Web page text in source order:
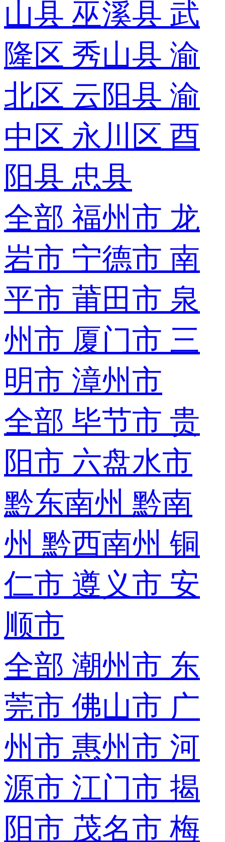
山县 巫溪县 武
隆区 秀山县 渝
北区 云阳县 渝
中区 永川区 酉
阳县 忠县
全部 福州市 龙
岩市 宁德市 南
平市 莆田市 泉
州市 厦门市 三
明市 漳州市
全部 毕节市 贵
阳市 六盘水市
黔东南州 黔南
州 黔西南州 铜
仁市 遵义市 安
顺市
全部 潮州市 东
莞市 佛山市 广
州市 惠州市 河
源市 江门市 揭
阳市 茂名市 梅